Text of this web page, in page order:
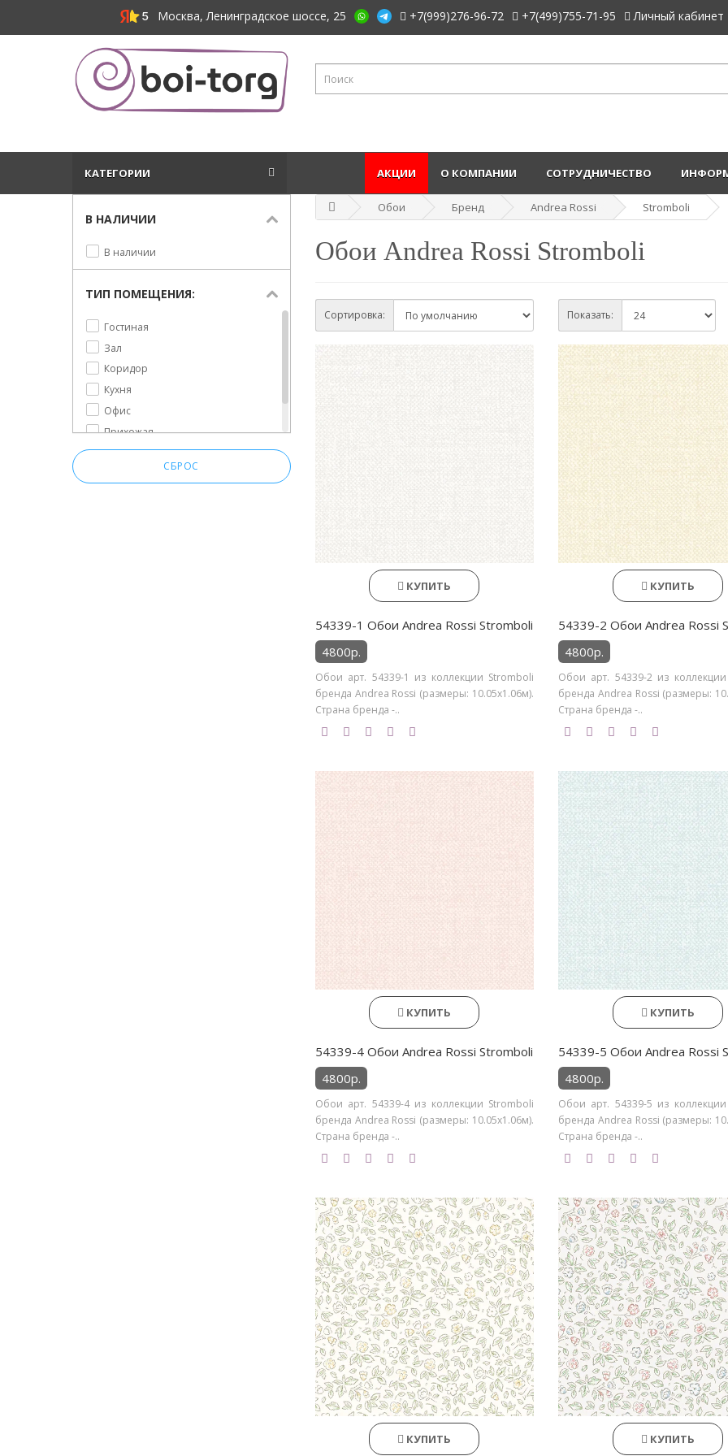
Москва, Ленинградское шоссе, 25 +7(999)276-96-72 +7(499)755-71-95 Личный кабинет
КАТЕГОРИИ СОТРУДНИЧЕСТВО
О КОМПАНИИ
АКЦИИ
В НАЛИЧИИ
В наличии
ТИП ПОМЕЩЕНИЯ:
Гостиная
Зал
Коридор
Кухня
Офис
Прихожая
Спальня
СБРОС
Обои Бренд Andrea Rossi Stromboli
Обои Andrea Rossi Stromboli
Сортировка: Показать:
КУПИТЬ
54339-1 Обои Andrea Rossi Stromboli
4800р.
Обои арт. 54339-1 из коллекции Stromboli
бренда Andrea Rossi (размеры: 10.05х1.06м).
Страна бренда -..
КУПИТЬ
54339-2 Обои Andrea Rossi
4800р.
Обои арт. 54339-2 из
бренда Andrea Rossi (размеры:
Страна бренда -..
КУПИТЬ
54339-4 Обои Andrea Rossi Stromboli
4800р.
Обои арт. 54339-4 из коллекции Stromboli
бренда Andrea Rossi (размеры: 10.05х1.06м).
Страна бренда -..
КУПИТЬ
54339-5 Обои Andrea Rossi
4800р.
Обои арт. 54339-5 из
бренда Andrea Rossi (размеры:
Страна бренда -..
КУПИТЬ КУПИТЬ